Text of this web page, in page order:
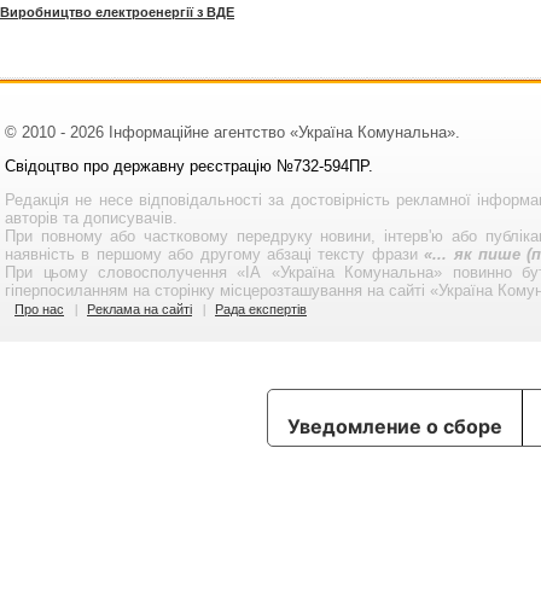
Виробництво електроенергії з ВДЕ
© 2010 - 2026 Інформаційне агентство «Україна Комунальна».
Свідоцтво про державну реєстрацію №732-594ПР.
Редакція не несе відповідальності за достовірність рекламної
авторів та дописувачів.
При повному або частковому передруку новини, інтерв'ю або
наявність в першому або другому абзаці тексту фрази«... як пише
При цьому словосполучення «ІА «Україна Комунальна» повинно
гіперпосиланням на сторінку місцерозташування на сайті «Україна
Про нас Реклама на сайті Рада експертів
Уведомление о сборе